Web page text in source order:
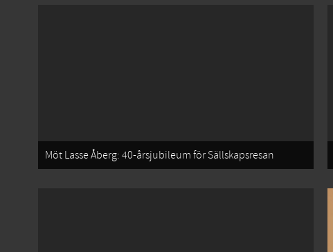
Möt Lasse Åberg: 40-årsjubileum för Sällskapsresan